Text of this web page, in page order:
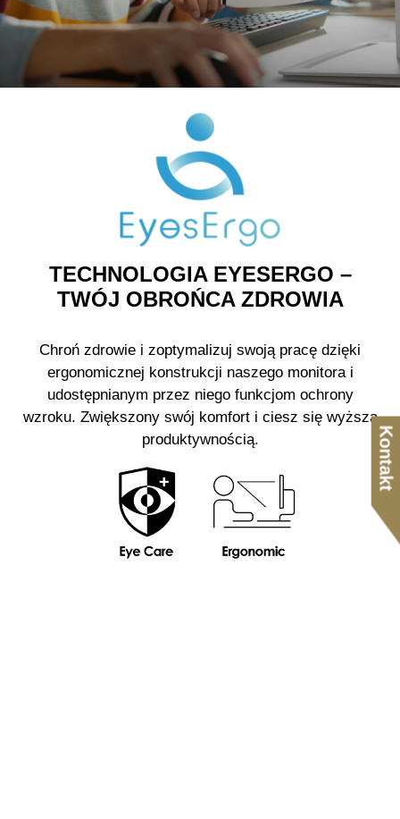
TECHNOLOGIA EYESERGO –
TWÓJ OBROŃCA ZDROWIA
Chroń zdrowie i zoptymalizuj swoją pracę dzięki
ergonomicznej konstrukcji naszego monitora i
udostępnianym przez niego funkcjom ochrony
wzroku. Zwiększony swój komfort i ciesz się wyższą
produktywnością.
Kontakt